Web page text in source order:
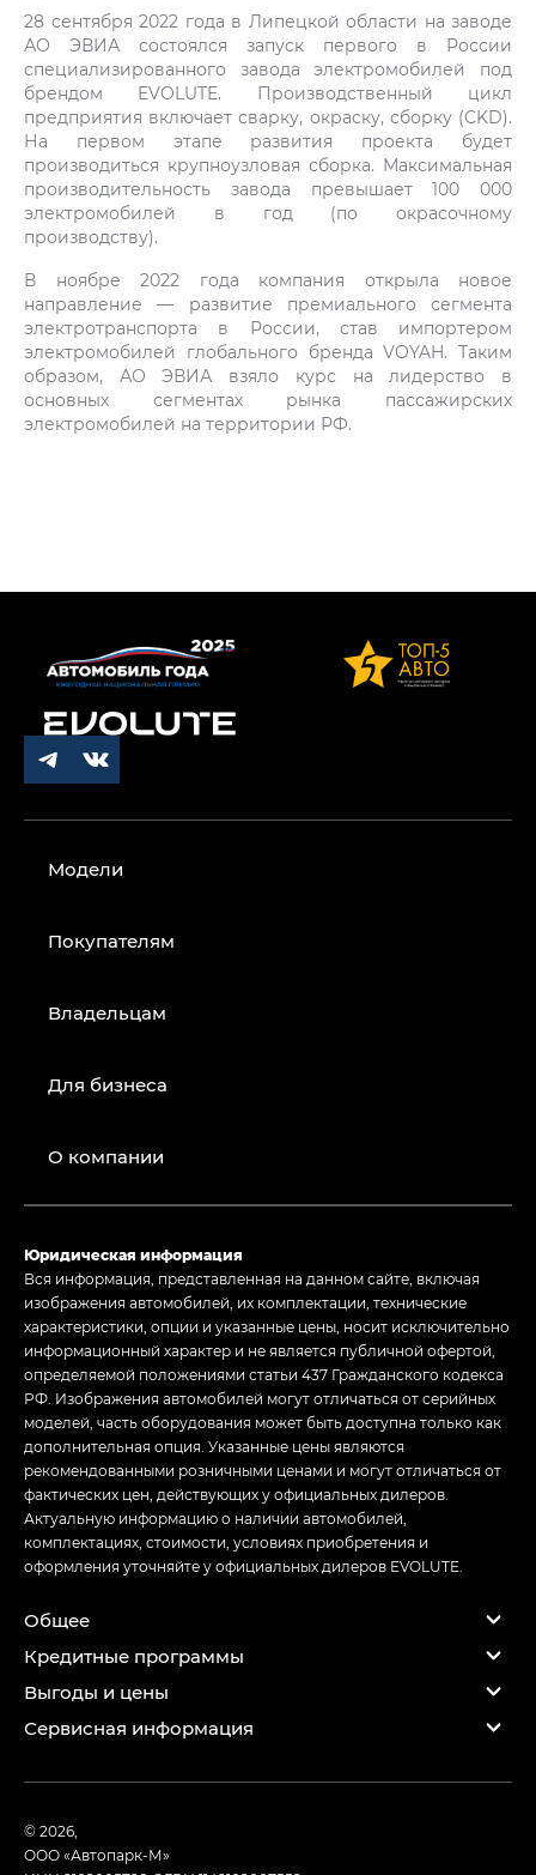
28 сентября 2022 года в Липецкой области на заводе
АО ЭВИА состоялся запуск первого в России
специализированного завода электромобилей под
брендом EVOLUTE. Производственный цикл
предприятия включает сварку, окраску, сборку (CKD).
На первом этапе развития проекта будет
производиться крупноузловая сборка. Максимальная
производительность завода превышает 100 000
электромобилей в год (по окрасочному
производству).
В ноябре 2022 года компания открыла новое
направление — развитие премиального сегмента
электротранспорта в России, став импортером
электромобилей глобального бренда VOYAH. Таким
образом, АО ЭВИА взяло курс на лидерство в
основных сегментах рынка пассажирских
электромобилей на территории РФ.
Модели
Покупателям
Владельцам
Для бизнеса
О компании
Юридическая информация
Вся информация, представленная на данном сайте, включая
изображения автомобилей, их комплектации, технические
характеристики, опции и указанные цены, носит исключительно
информационный характер и не является публичной офертой,
определяемой положениями статьи 437 Гражданского кодекса
РФ. Изображения автомобилей могут отличаться от серийных
моделей, часть оборудования может быть доступна только как
дополнительная опция. Указанные цены являются
рекомендованными розничными ценами и могут отличаться от
фактических цен, действующих у официальных дилеров.
Актуальную информацию о наличии автомобилей,
комплектациях, стоимости, условиях приобретения и
оформления уточняйте у официальных дилеров EVOLUTE.
Общее
Кредитные программы
Выгоды и цены
Сервисная информация
© 2026,
ООО «Автопарк-М»